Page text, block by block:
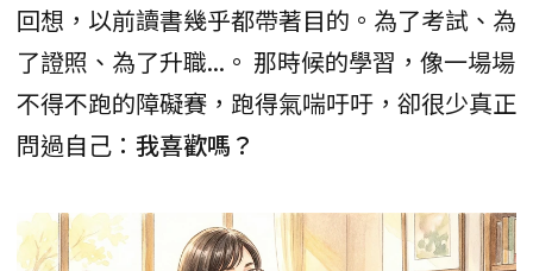
回想，以前讀書幾乎都帶著目的。為了考試、為
了證照、為了升職...。 那時候的學習，像一場場
不得不跑的障礙賽，跑得氣喘吁吁，卻很少真正
問過自己： 我喜歡嗎？